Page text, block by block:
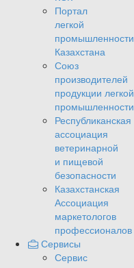
Портал
легкой
промышленности
Казахстана
Союз
производителей
продукции легкой
промышленности
Республиканская
ассоциация
ветеринарной
и пищевой
безопасности
Казахстанская
Ассоциация
маркетологов
профессионалов
Сервисы
Сервис